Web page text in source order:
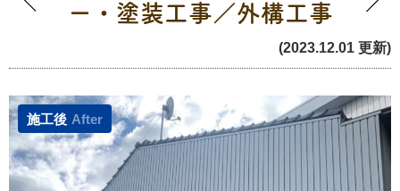
ー・塗装工事／外構工事
(2023.12.01 更新)
施工後 After